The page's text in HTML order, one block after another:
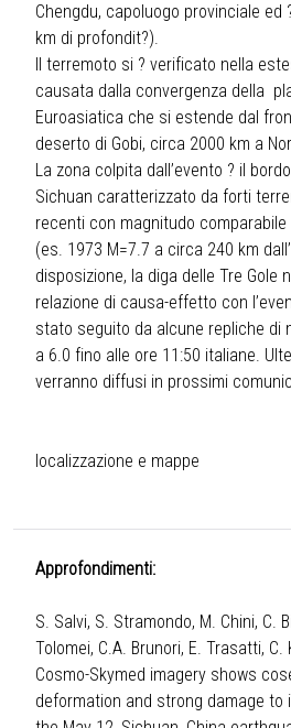
Chengdu, capoluogo provinciale
km di profondit?).
Il terremoto si ? verificato nella
causata dalla convergenza della
Euroasiatica che si estende dal
deserto di Gobi, circa 2000 km a
La zona colpita dall’evento ? il
Sichuan caratterizzato da forti
recenti con magnitudo
(es. 1973 M=7.7 a circa 240 km
disposizione, la diga delle Tre Gole
relazione di causa-effetto con
stato seguito da alcune repliche di
a 6.0 fino alle ore 11:50 italiane.
verranno diffusi in prossimi
localizzazione e mappe
Approfondimenti:
S. Salvi, S. Stramondo, M. Chini, C.
Tolomei, C.A. Brunori, E. Trasatti,
Cosmo-Skymed imagery shows
deformation and strong damage